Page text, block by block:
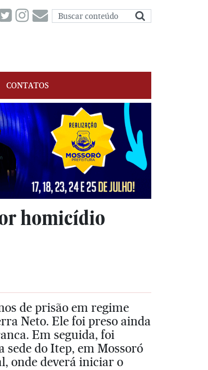
CONTATOS
homicídio
de prisão em regime
Neto. Ele foi preso ainda
Em seguida, foi
sede do Itep, em Mossoró
onde deverá iniciar o